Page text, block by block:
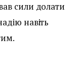
сили долати
навіть